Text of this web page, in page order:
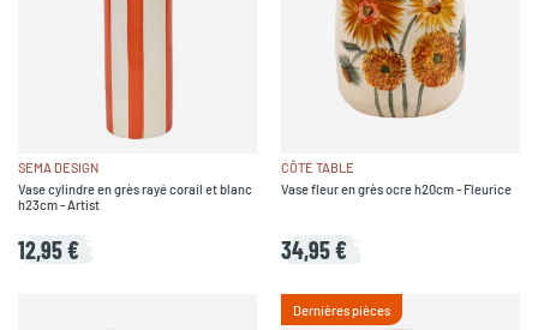
SEMA DESIGN
Vase cylindre en grès rayé corail et blanc
h23cm - Artist
12,95 €
CÔTÉ TABLE
Vase fleur en grès ocre h20cm - Fleurice
34,95 €
Dernières pièces